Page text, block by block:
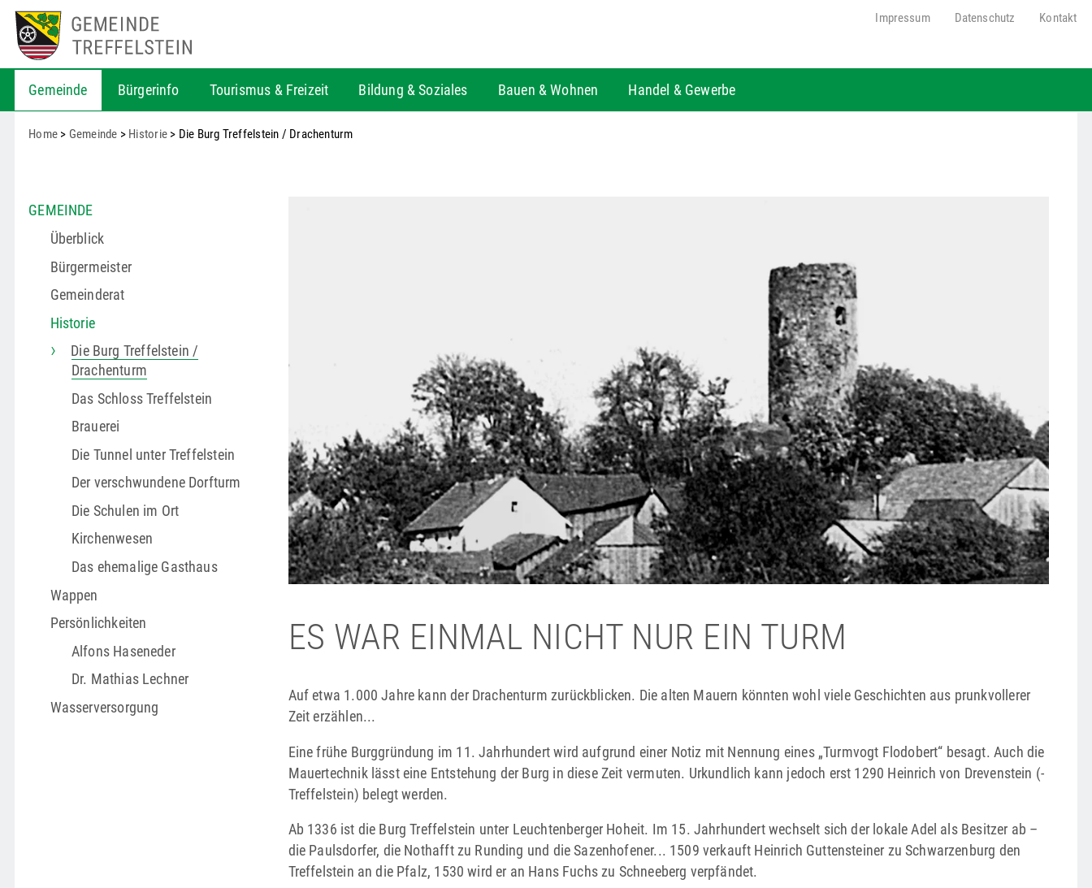
Impressum Datenschutz Kontakt
Gemeinde Bürgerinfo Tourismus & Freizeit Bildung & Soziales Bauen & Wohnen Handel & Gewerbe
Home > Gemeinde > Historie > Die Burg Treffelstein / Drachenturm
GEMEINDE
Überblick
Bürgermeister
Gemeinderat
Historie
Die Burg Treffelstein /
Drachenturm
Das Schloss Treffelstein
Brauerei
Die Tunnel unter Treffelstein
Der verschwundene Dorfturm
Die Schulen im Ort
Kirchenwesen
Das ehemalige Gasthaus
Wappen
Persönlichkeiten
Alfons Haseneder
Dr. Mathias Lechner
Wasserversorgung
ES WAR EINMAL NICHT NUR EIN TURM
Auf etwa 1.000 Jahre kann der Drachenturm zurück­blicken. Die alten Mauern könnten wohl viele Geschichten aus prunkvollerer
Zeit erzählen...
Eine frühe Burggründung im 11. Jahrhundert wird aufgrund einer Notiz mit Nennung eines „Turmvogt Flodo­bert“ besagt. Auch die
Mauertechnik lässt eine Entstehung der Burg in diese Zeit vermuten. Urkundlich kann jedoch erst 1290 Heinrich von Drevenstein (­
Treffelstein) belegt werden.
Ab 1336 ist die Burg Treffelstein unter Leuchten­berger ­Hoheit. Im 15. Jahrhundert wechselt sich der ­lokale Adel als Besitzer ab –
die Paulsdorfer, die Not­hafft zu Runding und die Sazenhofener... 1509 verkauft ­Heinrich Guttensteiner zu Schwarzen­burg den
Treffelstein an die Pfalz, 1530 wird er an Hans Fuchs zu Schneeberg verpfändet.